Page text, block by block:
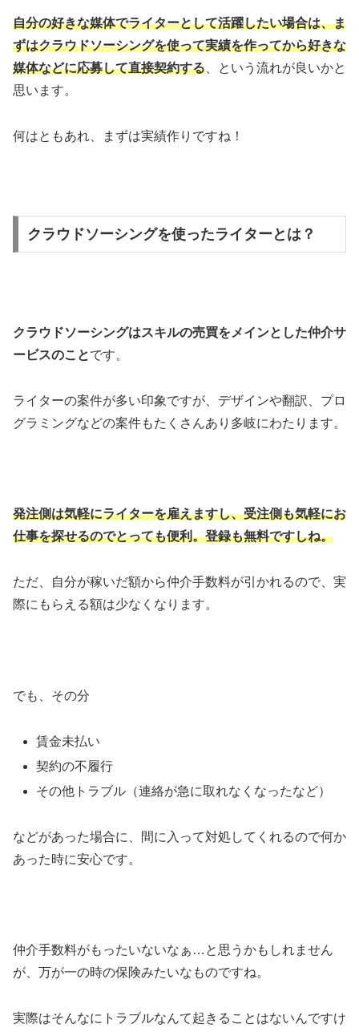
自分の好きな媒体でライターとして活躍したい場合は、ま
ずはクラウドソーシングを使って実績を作ってから好きな
媒体などに応募して直接契約する 、という流れが良いかと
思います。
何はともあれ、まずは実績作りですね！
クラウドソーシングを使ったライターとは？
クラウドソーシングはスキルの売買をメインとした仲介サ
ービスのことです。
ライターの案件が多い印象ですが、デザインや翻訳、プロ
グラミングなどの案件もたくさんあり多岐にわたります。
発注側は気軽にライターを雇えますし、受注側も気軽にお
仕事を探せるのでとっても便利。登録も無料ですしね。
ただ、自分が稼いだ額から仲介手数料が引かれるので、実
際にもらえる額は少なくなります。
でも、その分
賃金未払い
契約の不履行
その他トラブル（連絡が急に取れなくなったなど）
などがあった場合に、間に入って対処してくれるので何か
あった時に安心です。
仲介手数料がもったいないなぁ…と思うかもしれません
が、万が一の時の保険みたいなものですね。
実際はそんなにトラブルなんて起きることはないんですけ